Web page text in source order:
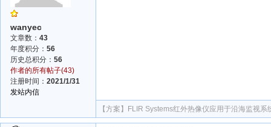
wanyec
文章数： 43
年度积分： 56
历史总积分： 56
作者的所有帖子(43)
注册时间： 2021/1/31
发站内信
【方案】 FLIR Systems红外热像仪应用于沿海监视系